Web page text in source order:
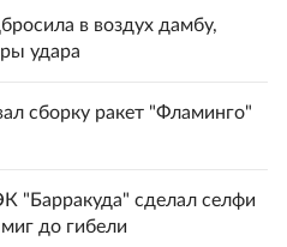
в воздух дамбу,
удара
сборку ракет "Фламинго"
"Барракуда" сделал селфи
до гибели